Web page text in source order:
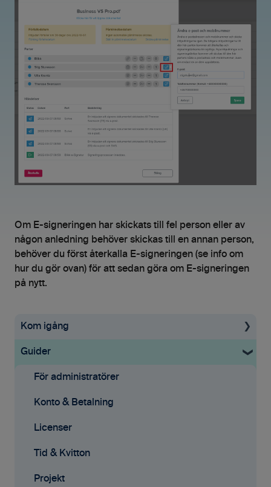
Om E-signeringen har skickats till fel person eller av
någon anledning behöver skickas till en annan person,
behöver du först återkalla E-signeringen (se info om
hur du gör ovan) för att sedan göra om E-signeringen
på nytt.
Kom igång
Uppstartsguide
Grundinställningar
Ekonomisystem
Tid & Kvitton
Projekt
Fakturering (ny)
Guider
För administratörer
Konto & Betalning
Licenser
Tid & Kvitton
Projekt